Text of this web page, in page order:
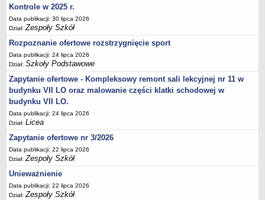
OŚWIADCZENIA MAJĄTKOWE
PONOWNE WYKORZYSTYWANIE
UDOSTĘPNIANIE INFORMACJI PUBLICZNEJ
OCHRONA DANYCH OSOBOWYCH
Kontrole w 2025 r.
Data publikacji: 30 lipca 2026
Dział:Zespoły Szkół
Rozpoznanie ofertowe rozstrzygnięcie sport
Data publikacji: 24 lipca 2026
Dział:Szkoły Podstawowe
Zapytanie ofertowe - Kompleksowy remont sali lekcyjnej nr 11 w
budynku VII LO oraz malowanie części klatki schodowej w
budynku VII LO.
Data publikacji: 24 lipca 2026
Dział:Licea
Zapytanie ofertowe nr 3/2026
Data publikacji: 22 lipca 2026
Dział:Zespoły Szkół
Unieważnienie
Data publikacji: 22 lipca 2026
Dział:Zespoły Szkół